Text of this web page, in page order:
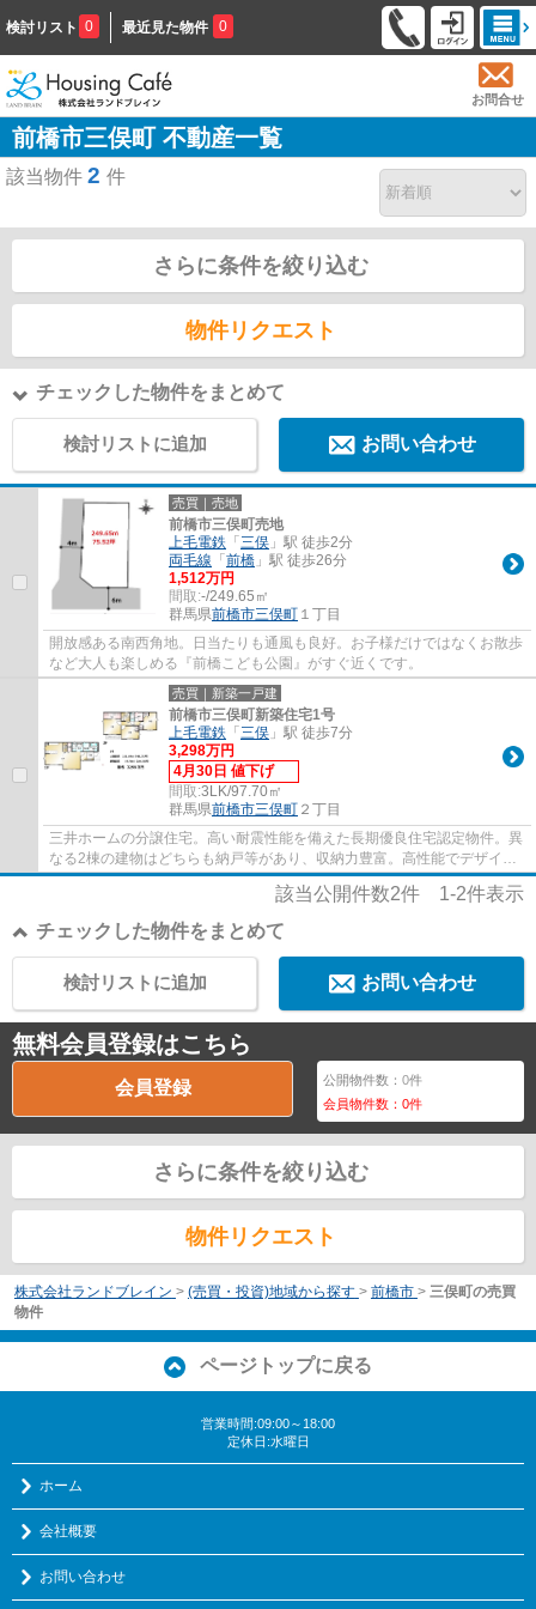
検討リスト 0 最近見た物件 0
お問合せ
前橋市三俣町 不動産一覧
該当物件 2 件
さらに条件を絞り込む
物件リクエスト
チェックした物件をまとめて
検討リストに追加 お問い合わせ
売買｜売地
前橋市三俣町売地
上毛電鉄 「 三俣 」駅 徒歩2分
両毛線 「 前橋 」駅 徒歩26分
1,512万円
間取:-/249.65㎡
群馬県前橋市三俣町 １丁目
開放感ある南西角地。日当たりも通風も良好。お子様だけではなくお散歩
など大人も楽しめる『前橋こども公園』がすぐ近くです。
売買｜新築一戸建
前橋市三俣町新築住宅1号
上毛電鉄 「 三俣 」駅 徒歩7分
3,298万円
4月30日 値下げ
間取:3LK/97.70㎡
群馬県前橋市三俣町 ２丁目
三井ホームの分譲住宅。高い耐震性能を備えた長期優良住宅認定物件。異
なる2棟の建物はどちらも納戸等があり、収納力豊富。高性能でデザイン
性の高い住宅を是非一度ご覧下さい。
該当公開件数2件 1-2件表示
チェックした物件をまとめて
お問い合わせ
検討リストに追加
無料会員登録はこちら
会員登録 公開物件数：0件
会員物件数：0件
さらに条件を絞り込む
物件リクエスト
株式会社ランドブレイン > (売買・投資)地域から探す > 前橋市 > 三俣町の売買
物件
ページトップに戻る
営業時間:09:00～18:00
定休日:水曜日
ホーム
会社概要
お問い合わせ